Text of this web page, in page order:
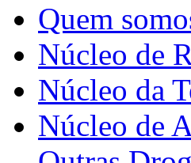
Quem
Núcleo de
Núcleo da
Núcleo de